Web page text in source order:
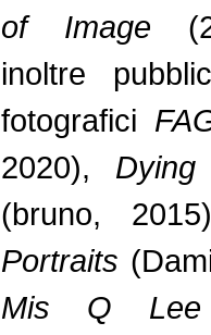
of Image
inoltre
fotografici
2020),
(bruno,
Portraits
Mis Q Lee